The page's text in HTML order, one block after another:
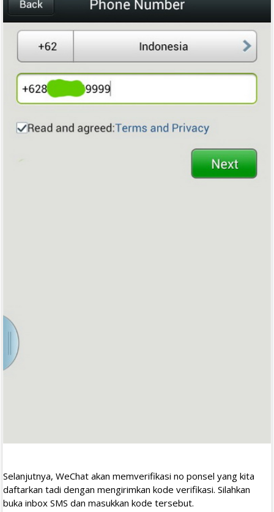
Selanjutnya, WeChat akan memverifikasi no ponsel yang kita
daftarkan tadi dengan mengirimkan kode verifikasi. Silahkan
buka inbox SMS dan masukkan kode tersebut.